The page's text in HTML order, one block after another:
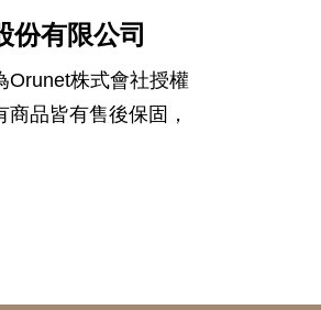
份有限公司
Orunet株式會社授權
品皆有售後保固，